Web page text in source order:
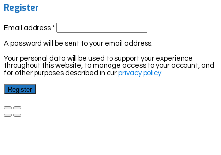
Register
Email address *
A password will be sent to your email address.
Your personal data will be used to support your experience
throughout this website, to manage access to your account, and
for other purposes described in our privacy policy.
Register